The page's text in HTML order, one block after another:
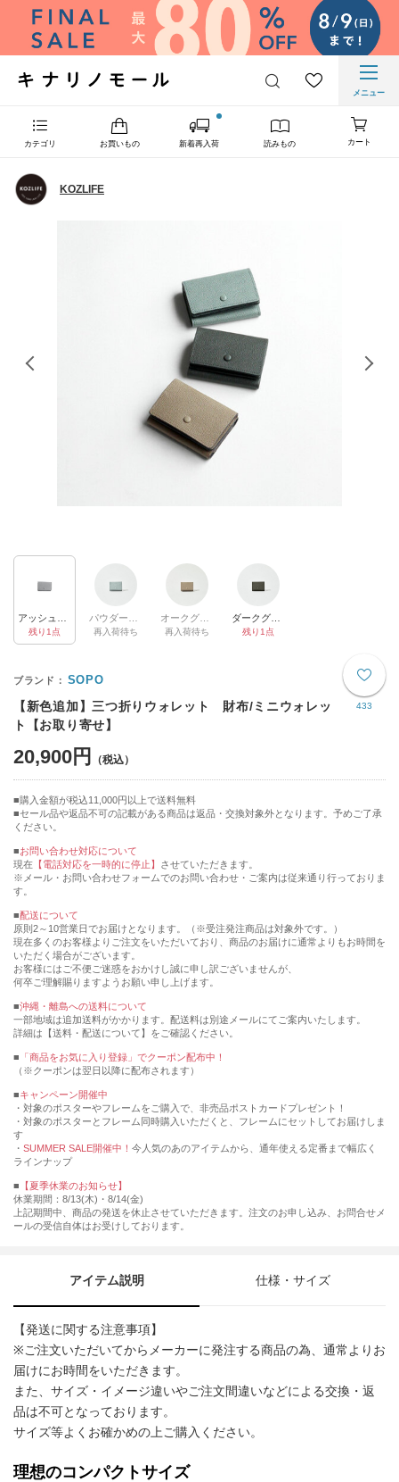
メニュー
カテゴリ お買いもの 新着再入荷 読みもの カート
KOZLIFE
残り1点 再入荷待ち 再入荷待ち 残り1点
433
SOPO
【新色追加】三つ折りウォレット 財布/ミニウォレッ
ト【お取り寄せ】
20,900円
購入金額が税込11,000円以上で送料無料
セール品や返品不可の記載がある商品は返品・交換対象外となります。予めご了承
ください。
■お問い合わせ対応について
現在 【電話対応を一時的に停止】 させていただきます。
※メール・お問い合わせフォームでのお問い合わせ・ご案内は従来通り行っておりま
す。
■配送について
原則2～10営業日でお届けとなります。（※受注発注商品は対象外です。）
現在多くのお客様よりご注文をいただいており、商品のお届けに通常よりもお時間を
いただく場合がございます。
お客様にはご不便ご迷惑をおかけし誠に申し訳ございませんが、
何卒ご理解賜りますようお願い申し上げます。
■沖縄・離島への送料について
一部地域は追加送料がかかります。配送料は別途メールにてご案内いたします。
詳細は【送料・配送について】をご確認ください。
■ 「商品をお気に入り登録」でクーポン配布中！
（※クーポンは翌日以降に配布されます）
■キャンペーン開催中
・対象のポスターやフレームをご購入で、非売品ポストカードプレゼント！
・対象のポスターとフレーム同時購入いただくと、フレームにセットしてお届けしま
す
・ SUMMER SALE開催中！ 今人気のあのアイテムから、通年使える定番まで幅広く
ラインナップ
■ 【夏季休業のお知らせ】
休業期間：8/13(木)・8/14(金)
上記期間中、商品の発送を休止させていただきます。注文のお申し込み、お問合せメ
ールの受信自体はお受けしております。
アイテム説明 仕様・サイズ
【発送に関する注意事項】
※ご注文いただいてからメーカーに発注する商品の為、通常よりお
届けにお時間をいただきます。
また、サイズ・イメージ違いやご注文間違いなどによる交換・返
品は不可となっております。
サイズ等よくお確かめの上ご購入ください。
理想のコンパクトサイズ